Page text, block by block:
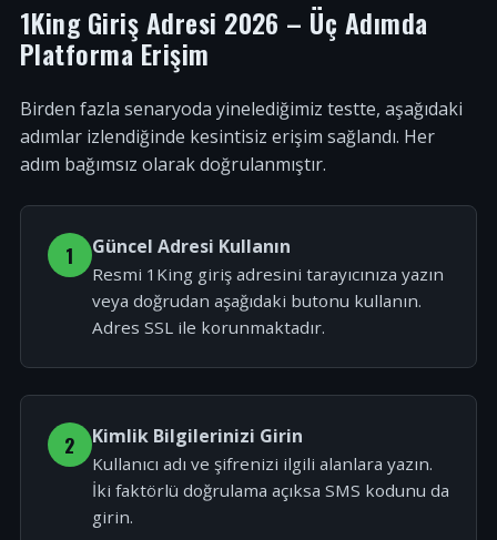
1King Giriş Adresi 2026 – Üç Adımda
Platforma Erişim
Birden fazla senaryoda yinelediğimiz testte, aşağıdaki
adımlar izlendiğinde kesintisiz erişim sağlandı. Her
adım bağımsız olarak doğrulanmıştır.
1 Güncel Adresi Kullanın
Resmi 1King giriş adresini tarayıcınıza yazın
veya doğrudan aşağıdaki butonu kullanın.
Adres SSL ile korunmaktadır.
2 Kimlik Bilgilerinizi Girin
Kullanıcı adı ve şifrenizi ilgili alanlara yazın.
İki faktörlü doğrulama açıksa SMS kodunu da
girin.